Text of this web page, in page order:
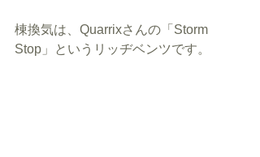
棟換気は、Quarrixさんの「Storm
Stop」というリッヂベンツです。